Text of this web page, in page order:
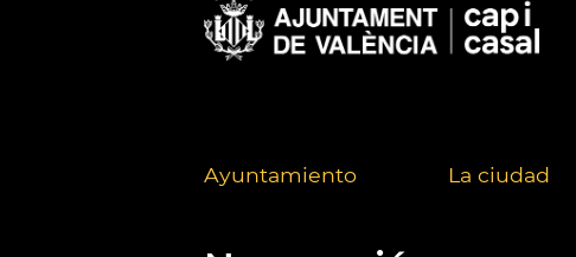
Ayuntamiento La ciudad